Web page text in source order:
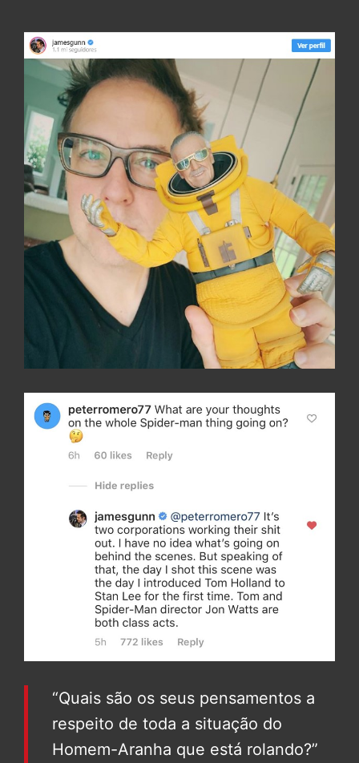
“Quais são os seus pensamentos a
respeito de toda a situação do
Homem-Aranha que está rolando?”